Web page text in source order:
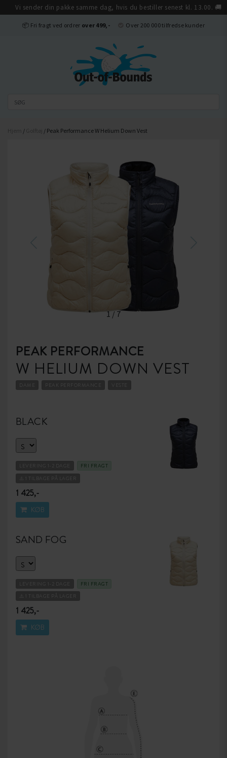
Vi sender din pakke samme dag, hvis du bestiller senest kl. 13.00. 🚚
📦 Fri fragt ved ordrer over 499,- Over 200 000 tilfredse kunder
/ / Peak Performance W Helium Down Vest
1 / 7
PEAK PERFORMANCE
W HELIUM DOWN VEST
DAME PEAK PERFORMANCE VESTE
BLACK
LEVERING 1-2 DAGE
FRI FRAGT
⚠️ 1 TILBAGE PÅ LAGER
1 425,-
KØB
SAND FOG
LEVERING 1-2 DAGE
FRI FRAGT
⚠️ 1 TILBAGE PÅ LAGER
1 425,-
KØB